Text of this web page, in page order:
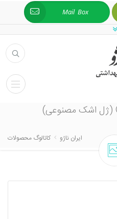
Mail Box
(ژل اشک مصنوعی)
ایران ناژو کاتالوگ محصولات